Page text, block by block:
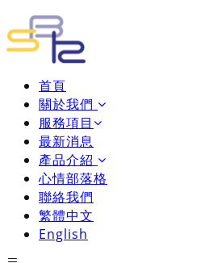
首頁
關於我們
服務項目
最新消息
產品介紹
心情部落格
聯絡我們
繁體中文
English